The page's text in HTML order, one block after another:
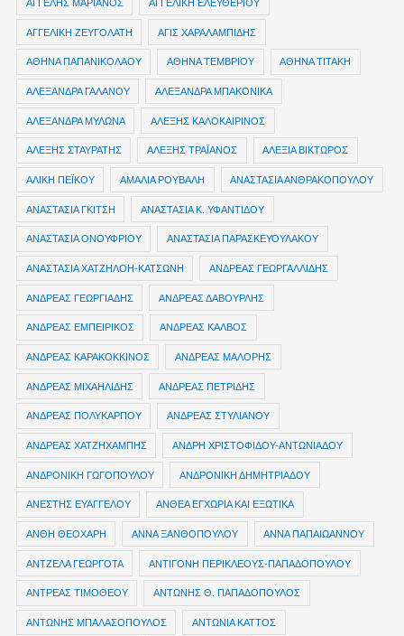
ΑΓΓΕΛΗΣ ΜΑΡΙΑΝΟΣ ΑΓΓΕΛΙΚΗ ΕΛΕΥΘΕΡΙΟΥ
ΑΓΓΕΛΙΚΗ ΖΕΥΓΟΛΑΤΗ ΑΓΙΣ ΧΑΡΑΛΑΜΠΙΔΗΣ
ΑΘΗΝΑ ΠΑΠΑΝΙΚΟΛΑΟΥ ΑΘΗΝΑ ΤΕΜΒΡΙΟΥ ΑΘΗΝΑ ΤΙΤΑΚΗ
ΑΛΕΞΑΝΔΡΑ ΓΑΛΑΝΟΥ ΑΛΕΞΑΝΔΡΑ ΜΠΑΚΟΝΙΚΑ
ΑΛΕΞΑΝΔΡΑ ΜΥΛΩΝΑ ΑΛΕΞΗΣ ΚΑΛΟΚΑΙΡΙΝΟΣ
ΑΛΕΞΗΣ ΣΤΑΥΡΑΤΗΣ ΑΛΕΞΗΣ ΤΡΑΪΑΝΟΣ ΑΛΕΞΙΑ ΒΙΚΤΩΡΟΣ
ΑΛΙΚΗ ΠΕΪΚΟΥ ΑΜΑΛΙΑ ΡΟΥΒΑΛΗ ΑΝΑΣΤΑΣΙΑ ΑΝΘΡΑΚΟΠΟΥΛΟΥ
ΑΝΑΣΤΑΣΙΑ ΓΚΙΤΣΗ ΑΝΑΣΤΑΣΙΑ Κ. ΥΦΑΝΤΙΔΟΥ
ΑΝΑΣΤΑΣΙΑ ΟΝΟΥΦΡΙΟΥ ΑΝΑΣΤΑΣΙΑ ΠΑΡΑΣΚΕΥΟΥΛΑΚΟΥ
ΑΝΑΣΤΑΣΙΑ ΧΑΤΖΗΛΟΗ-ΚΑΤΣΩΝΗ ΑΝΔΡΕΑΣ ΓΕΩΡΓΑΛΛΙΔΗΣ
ΑΝΔΡΕΑΣ ΓΕΩΡΓΙΑΔΗΣ ΑΝΔΡΕΑΣ ΔΑΒΟΥΡΛΗΣ
ΑΝΔΡΕΑΣ ΕΜΠΕΙΡΙΚΟΣ ΑΝΔΡΕΑΣ ΚΑΛΒΟΣ
ΑΝΔΡΕΑΣ ΚΑΡΑΚΟΚΚΙΝΟΣ ΑΝΔΡΕΑΣ ΜΑΛΟΡΗΣ
ΑΝΔΡΕΑΣ ΜΙΧΑΗΛΙΔΗΣ ΑΝΔΡΕΑΣ ΠΕΤΡΙΔΗΣ
ΑΝΔΡΕΑΣ ΠΟΛΥΚΑΡΠΟΥ ΑΝΔΡΕΑΣ ΣΤΥΛΙΑΝΟΥ
ΑΝΔΡΕΑΣ ΧΑΤΖΗΧΑΜΠΗΣ ΑΝΔΡΗ ΧΡΙΣΤΟΦΙΔΟΥ-ΑΝΤΩΝΙΑΔΟΥ
ΑΝΔΡΟΝΙΚΗ ΓΩΓΟΠΟΥΛΟΥ ΑΝΔΡΟΝΙΚΗ ΔΗΜΗΤΡΙΑΔΟΥ
ΑΝΕΣΤΗΣ ΕΥΑΓΓΕΛΟΥ ΑΝΘΕΑ ΕΓΧΩΡΙΑ ΚΑΙ ΕΞΩΤΙΚΑ
ΑΝΘΗ ΘΕΟΧΑΡΗ ΑΝΝΑ ΞΑΝΘΟΠΟΥΛΟΥ ΑΝΝΑ ΠΑΠΑΙΩΑΝΝΟΥ
ΑΝΤΖΕΛΑ ΓΕΩΡΓΟΤΑ ΑΝΤΙΓΟΝΗ ΠΕΡΙΚΛΕΟΥΣ-ΠΑΠΑΔΟΠΟΥΛΟΥ
ΑΝΤΡΕΑΣ ΤΙΜΟΘΕΟΥ ΑΝΤΩΝΗΣ Θ. ΠΑΠΑΔΟΠΟΥΛΟΣ
ΑΝΤΩΝΗΣ ΜΠΑΛΑΣΟΠΟΥΛΟΣ ΑΝΤΩΝΙΑ ΚΑΤΤΟΣ